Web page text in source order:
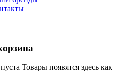
Товары появятся здесь